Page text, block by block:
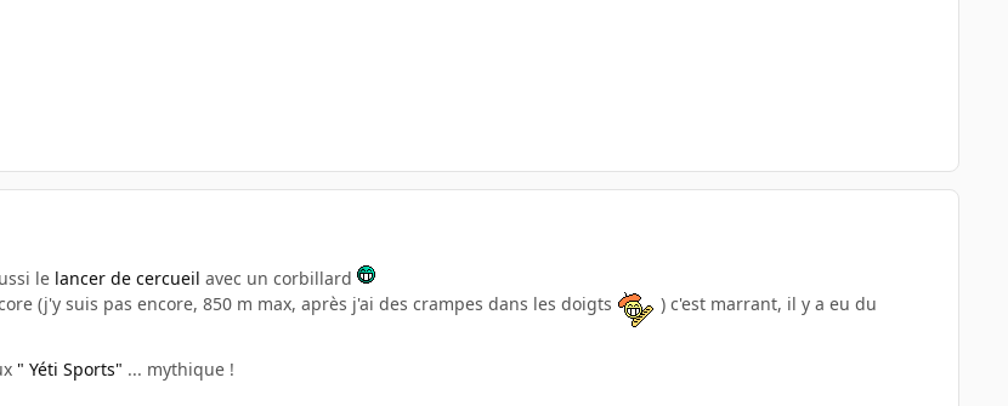
le lancer de cercueil avec un corbillard
(j'y suis pas encore, 850 m max, après j'ai des crampes dans les doigts
) c'est marrant, il y a eu du
" Yéti Sports" ... mythique !